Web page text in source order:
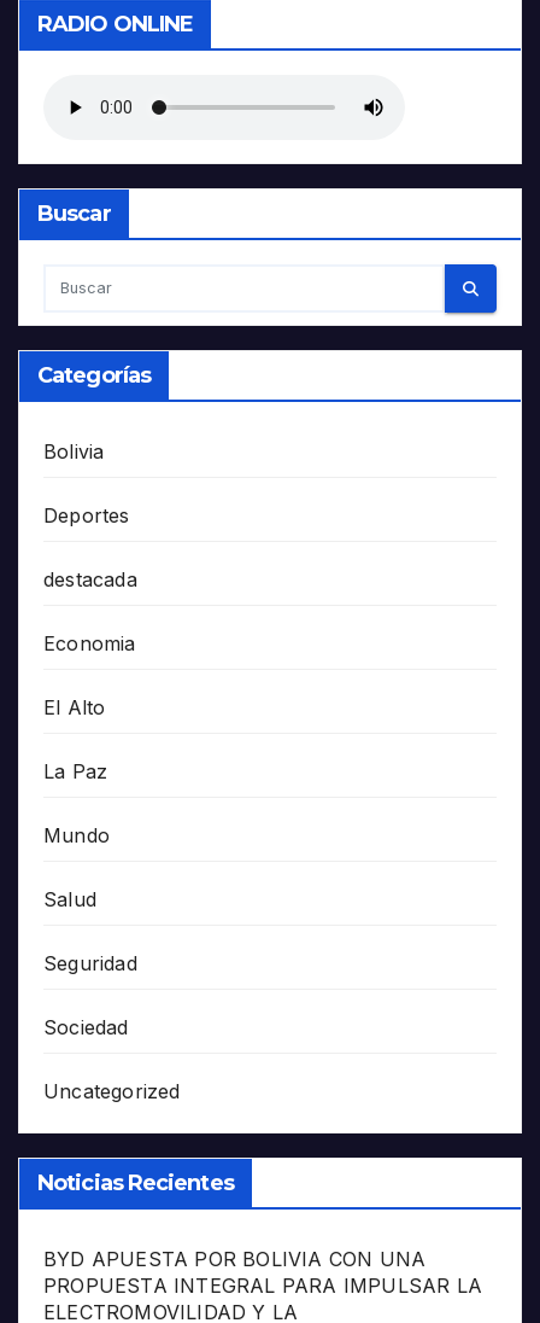
RADIO ONLINE
Buscar
Categorías
Bolivia
Deportes
destacada
Economia
El Alto
La Paz
Mundo
Salud
Seguridad
Sociedad
Uncategorized
Noticias Recientes
BYD APUESTA POR BOLIVIA CON UNA
PROPUESTA INTEGRAL PARA IMPULSAR LA
ELECTROMOVILIDAD Y LA